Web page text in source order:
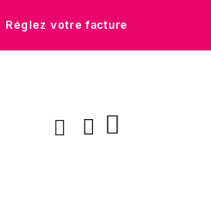
Réglez votre facture